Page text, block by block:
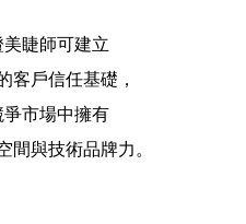
睫師可建立
客戶信任基礎，
爭市場中擁有
間與技術品牌力。